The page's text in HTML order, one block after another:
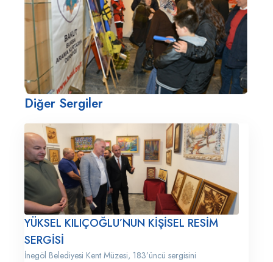
Diğer Sergiler
YÜKSEL KILIÇOĞLU’NUN KİŞİSEL RESİM
SERGİSİ
İnegöl Belediyesi Kent Müzesi, 183’üncü sergisini